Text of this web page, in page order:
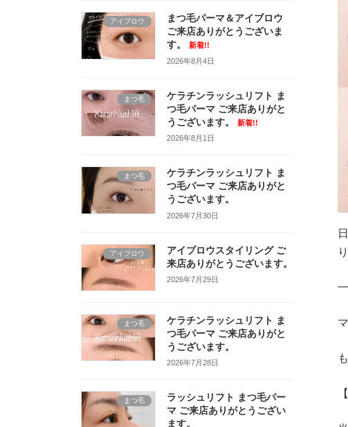
アイブロウ
まつ毛パーマ＆アイブロウ
ご来店ありがとうございま
す。
新着!!
2026年8月4日
まつ毛
ケラチンラッシュリフト ま
つ毛パーマ ご来店ありがと
うございます。
新着!!
2026年8月1日
まつ毛
ケラチンラッシュリフト ま
つ毛パーマ ご来店ありがと
うございます。
2026年7月30日
アイブロウ
アイブロウスタイリング ご
来店ありがとうございます。
2026年7月29日
まつ毛
ケラチンラッシュリフト ま
つ毛パーマ ご来店ありがと
うございます。
2026年7月28日
まつ毛
ラッシュリフト まつ毛パー
マ ご来店ありがとうござい
ます。